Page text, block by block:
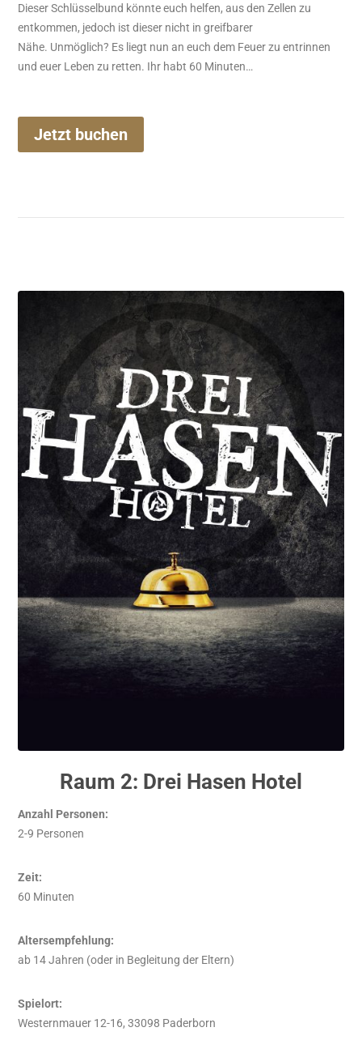
Dieser Schlüsselbund könnte euch helfen, aus den Zellen zu
entkommen, jedoch ist dieser nicht in greifbarer
Nähe. Unmöglich? Es liegt nun an euch dem Feuer zu entrinnen
und euer Leben zu retten. Ihr habt 60 Minuten…
Jetzt buchen
Raum 2: Drei Hasen Hotel
Anzahl Personen:
2-9 Personen
Zeit:
60 Minuten
Altersempfehlung:
ab 14 Jahren (oder in Begleitung der Eltern)
Spielort:
Westernmauer 12-16, 33098 Paderborn